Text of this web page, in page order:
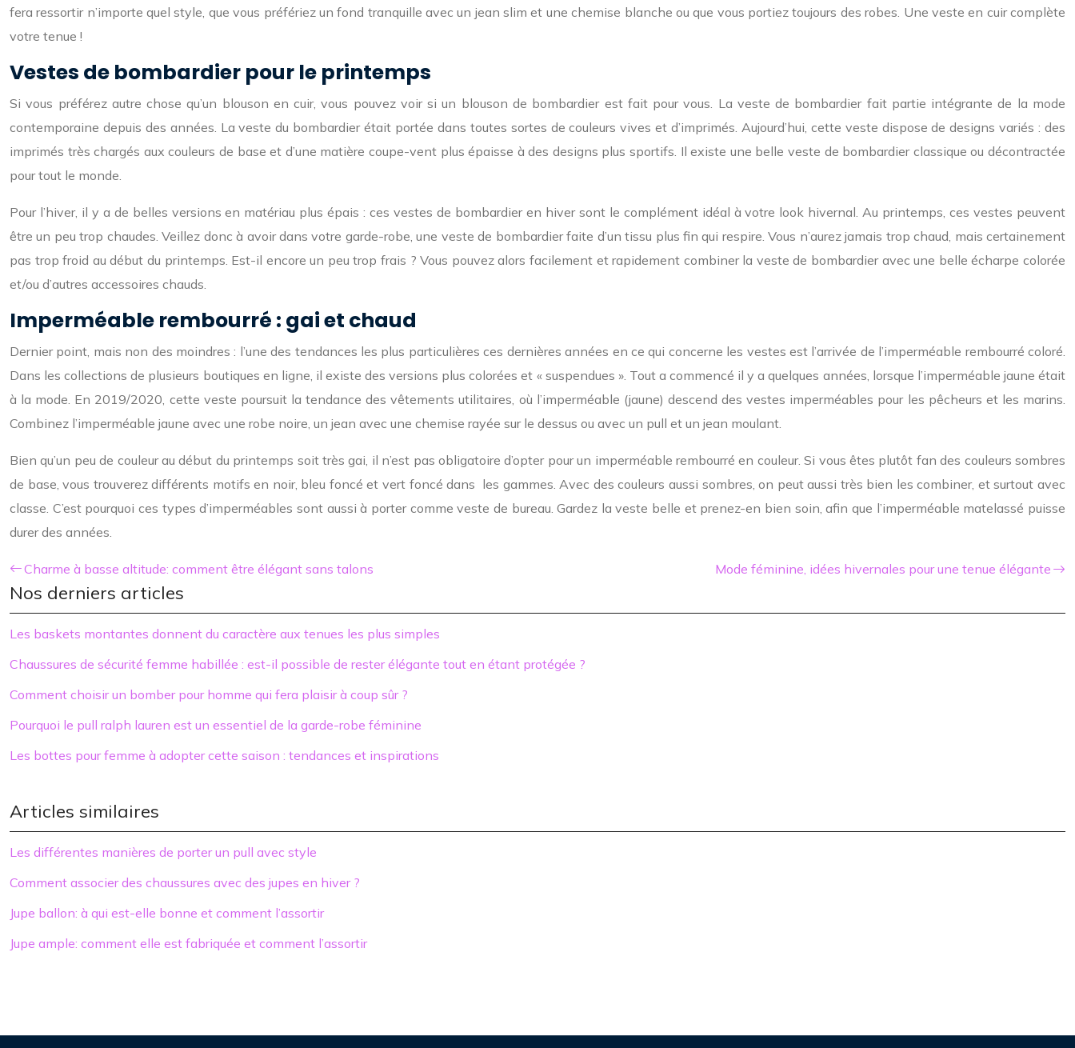
fera ressortir n’importe quel style, que vous préfériez un fond tranquille avec un jean slim et une chemise blanche ou que vous portiez toujours des robes. Une veste en cuir complète
votre tenue !
Vestes de bombardier pour le printemps
Si vous préférez autre chose qu’un blouson en cuir, vous pouvez voir si un blouson de bombardier est fait pour vous. La veste de bombardier fait partie intégrante de la mode
contemporaine depuis des années. La veste du bombardier était portée dans toutes sortes de couleurs vives et d’imprimés. Aujourd’hui, cette veste dispose de designs variés : des
imprimés très chargés aux couleurs de base et d’une matière coupe-vent plus épaisse à des designs plus sportifs. Il existe une belle veste de bombardier classique ou décontractée
pour tout le monde.
Pour l’hiver, il y a de belles versions en matériau plus épais : ces vestes de bombardier en hiver sont le complément idéal à votre look hivernal. Au printemps, ces vestes peuvent
être un peu trop chaudes. Veillez donc à avoir dans votre garde-robe, une veste de bombardier faite d’un tissu plus fin qui respire. Vous n’aurez jamais trop chaud, mais certainement
pas trop froid au début du printemps. Est-il encore un peu trop frais ? Vous pouvez alors facilement et rapidement combiner la veste de bombardier avec une belle écharpe colorée
et/ou d’autres accessoires chauds.
Imperméable rembourré : gai et chaud
Dernier point, mais non des moindres : l’une des tendances les plus particulières ces dernières années en ce qui concerne les vestes est l’arrivée de l’imperméable rembourré coloré.
Dans les collections de plusieurs boutiques en ligne, il existe des versions plus colorées et « suspendues ». Tout a commencé il y a quelques années, lorsque l’imperméable jaune était
à la mode. En 2019/2020, cette veste poursuit la tendance des vêtements utilitaires, où l’imperméable (jaune) descend des vestes imperméables pour les pêcheurs et les marins.
Combinez l’imperméable jaune avec une robe noire, un jean avec une chemise rayée sur le dessus ou avec un pull et un jean moulant.
Bien qu’un peu de couleur au début du printemps soit très gai, il n’est pas obligatoire d’opter pour un imperméable rembourré en couleur. Si vous êtes plutôt fan des couleurs sombres
de base, vous trouverez différents motifs en noir, bleu foncé et vert foncé dans les gammes. Avec des couleurs aussi sombres, on peut aussi très bien les combiner, et surtout avec
classe. C’est pourquoi ces types d’imperméables sont aussi à porter comme veste de bureau. Gardez la veste belle et prenez-en bien soin, afin que l’imperméable matelassé puisse
durer des années.
Charme à basse altitude: comment être élégant sans talons Mode féminine, idées hivernales pour une tenue élégante
Nos derniers articles
Les baskets montantes donnent du caractère aux tenues les plus simples
Chaussures de sécurité femme habillée : est-il possible de rester élégante tout en étant protégée ?
Comment choisir un bomber pour homme qui fera plaisir à coup sûr ?
Pourquoi le pull ralph lauren est un essentiel de la garde-robe féminine
Les bottes pour femme à adopter cette saison : tendances et inspirations
Articles similaires
Les différentes manières de porter un pull avec style
Comment associer des chaussures avec des jupes en hiver ?
Jupe ballon: à qui est-elle bonne et comment l’assortir
Jupe ample: comment elle est fabriquée et comment l’assortir